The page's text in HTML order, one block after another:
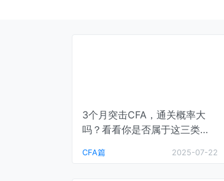
3个月突击CFA，通关概率大
吗？看看你是否属于这三类
CFA篇 2025-07-22